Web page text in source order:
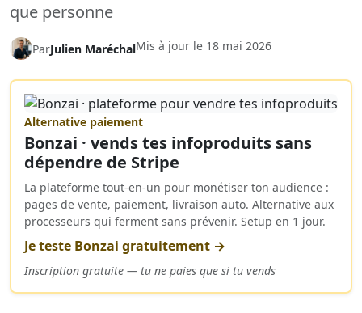
que personne
ParJulien MaréchalMis à jour le 18 mai 2026
Alternative paiement
Bonzai · vends tes infoproduits sans
dépendre de Stripe
La plateforme tout-en-un pour monétiser ton audience :
pages de vente, paiement, livraison auto. Alternative aux
processeurs qui ferment sans prévenir. Setup en 1 jour.
Je teste Bonzai gratuitement →
Inscription gratuite — tu ne paies que si tu vends